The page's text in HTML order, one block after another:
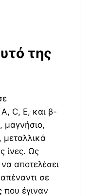
της
Α, C, E, και β-
μαγνήσιο,
ίνες. Ως
αποτελέσει
σε
που έγιναν